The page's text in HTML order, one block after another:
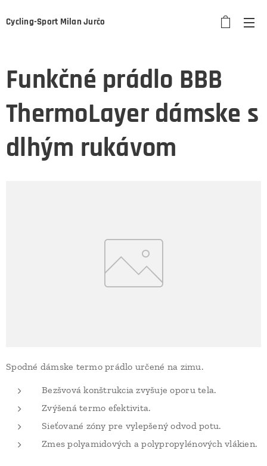
Cycling-Sport Milan Jurčo
Funkčné prádlo BBB
ThermoLayer dámske s
dlhým rukávom
Spodné dámske termo prádlo určené na zimu.
Bezšvová konštrukcia zvyšuje oporu tela.
Zvýšená termo efektivita.
Sieťované zóny pre vylepšený odvod potu.
Zmes polyamidových a polypropylénových vlákien.